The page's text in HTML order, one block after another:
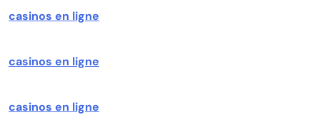
casinos en ligne
casinos en ligne
casinos en ligne